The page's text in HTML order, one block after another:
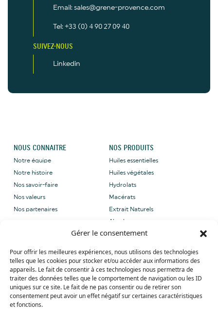
Gérer le consentement
Pour offrir les meilleures expériences, nous utilisons des technologies
telles que les cookies pour stocker et/ou accéder aux informations des
appareils. Le fait de consentir à ces technologies nous permettra de
traiter des données telles que le comportement de navigation ou les ID
uniques sur ce site. Le fait de ne pas consentir ou de retirer son
consentement peut avoir un effet négatif sur certaines caractéristiques
et fonctions.
Email: sales@grene-provence.com
Tel: +33 (0) 4 90 27 09 40
SUIVEZ-NOUS
Linkedin
NOUS CONNAITRE
Notre équipe
Notre histoire
Nos savoir-faire
Nos valeurs
Nos partenaires
NOS PRODUITS
Huiles essentielles
Huiles végétales
Hydrolats
Macérats
Extrait Naturels
Absolues
provence.com
Tel: +33 (0) 4 90 27 09 40
Whatsapp: +33 (0) 4 90 27 09 40